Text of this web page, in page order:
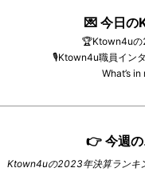
💌 今日の
🏆Ktown4uの
🎙️Ktown4u職員イン
What’s
👉 今週
Ktown4uの2023年決算ランキ